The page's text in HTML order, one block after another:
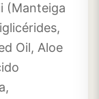
(Manteiga
Oil, Aloe